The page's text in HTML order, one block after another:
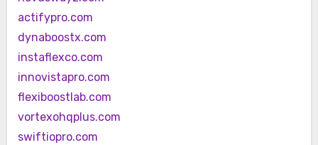
actifypro.com
dynaboostx.com
instaflexco.com
innovistapro.com
flexiboostlab.com
vortexohqplus.com
swiftiopro.com